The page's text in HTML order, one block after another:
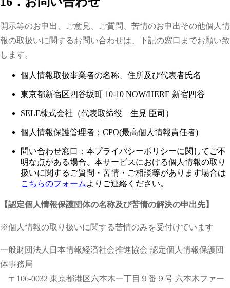
開示等のお申出、ご意見、ご質問、苦情のお申出その他個人情
報の取扱いに関するお問い合わせは、下記の窓口までお願い致
します。
個人情報取扱事業者の名称、住所及び代表者氏名
東京都新宿区四谷坂町 10-10 NOW/HERE 新宿四谷
SELF株式会社（代表取締役 生見 臣司）
個人情報保護管理者：CPO(最高個人情報責任者)
問い合わせ窓口：本プライバシーポリシーに関してご不
明な点がある場合、本サービスにおける個人情報の取り
扱いに関するご質問・苦情・ご相談等があります場合は
こちらのフォーム よりご連絡ください。
【認定個人情報保護団体の名称及び苦情の解決の申出先】
※個人情報の取り扱いに関する苦情のみを受付けています
一般財団法人日本情報経済社会推進協会 認定個人情報保護団
体事務局
〒106-0032 東京都港区六本木一丁目９番９号 六本木ファー